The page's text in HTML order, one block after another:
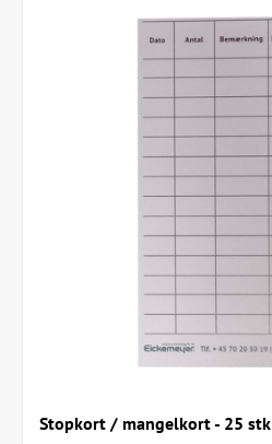
Stopkort / mangelkort - 25 stk